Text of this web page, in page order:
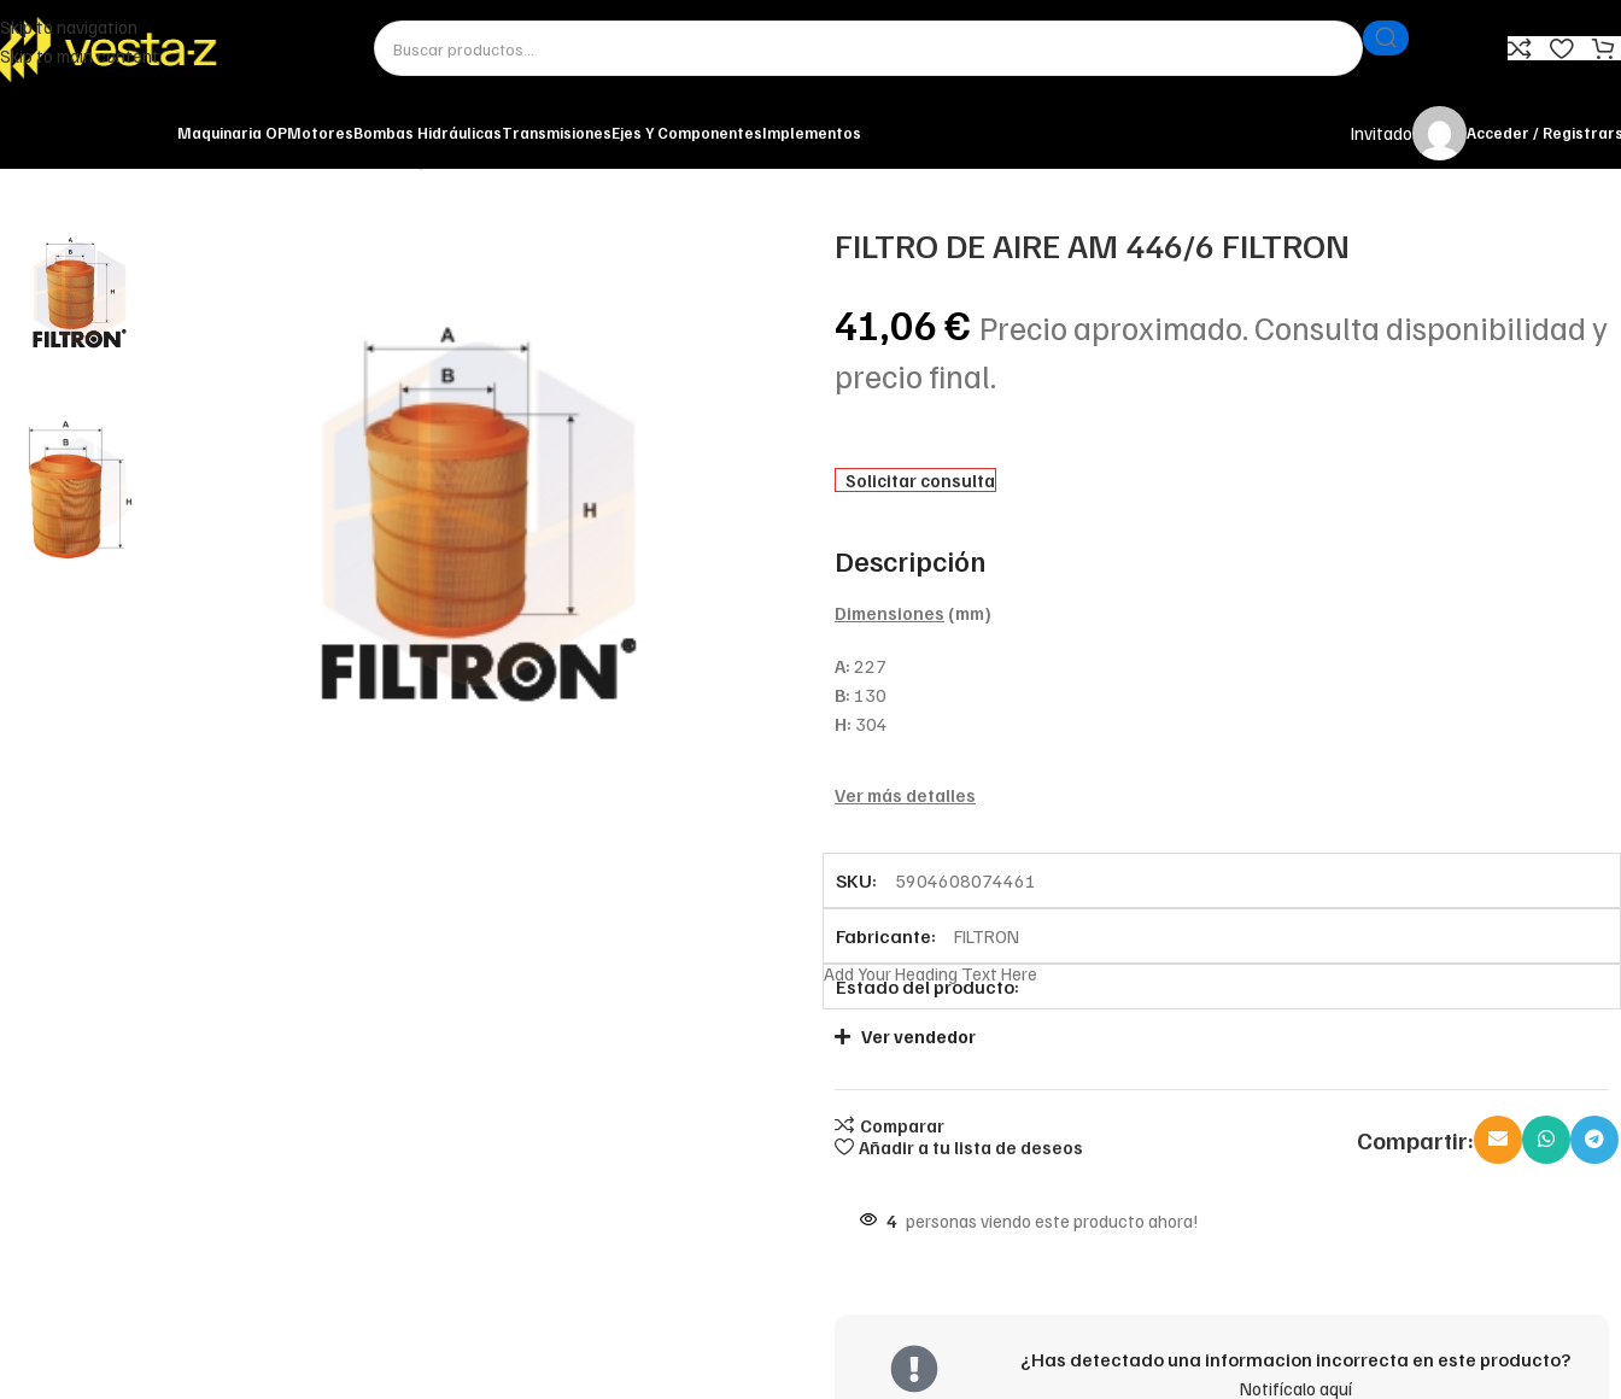
Skip to navigation
Skip to main content
Maquinaria OPMotoresBombas HidráulicasTransmisionesEjes Y ComponentesImplementos Invitado Acceder /
FILTRO DE AIRE AM 446/6 FILTRON
41,06€ Precio aproximado. Consulta disponibilidad y
precio final.
Solicitar consulta
Descripción
Dimensiones (mm)
A: 227
B: 130
H: 304
Ver más detalles
SKU: 5904608074461
Fabricante: FILTRON
Estado del producto:
Add Your Heading Text Here
Ver vendedor
Comparar
Añadir a tu lista de deseos
Compartir:
4 personas viendo este producto ahora!
¿Has detectado una informacion incorrecta en este producto?
Notifícalo aquí